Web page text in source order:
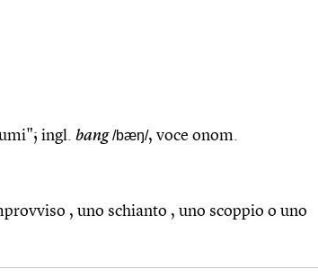
ingl. bang/bæŋ/, voce onom.
, uno schianto , uno scoppio o uno